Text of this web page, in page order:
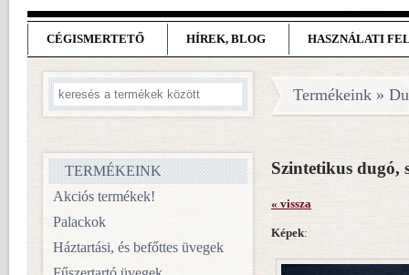
CÉGISMERTETŐ HÍREK, BLOG HASZNÁLATI
TERMÉKEINK
Akciós termékek!
Palackok
Háztartási, és befőttes üvegek
Termékeink »
Szintetikus dugó,
« vissza
Képek: